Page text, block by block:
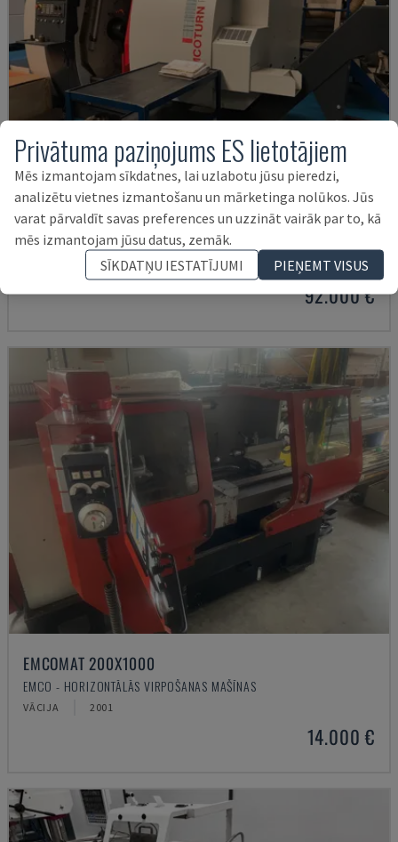
EMCOTURN 65
EMCO - HORIZONTĀLĀS VIRPOŠANAS MAŠĪNAS
2019 3.716 HRS
92.000 €
EMCOMAT 200X1000
EMCO - HORIZONTĀLĀS VIRPOŠANAS MAŠĪNAS
VĀCIJA 2001
14.000 €
Privātuma paziņojums ES lietotājiem
Mēs izmantojam sīkdatnes, lai uzlabotu jūsu pieredzi,
analizētu vietnes izmantošanu un mārketinga nolūkos. Jūs
varat pārvaldīt savas preferences un uzzināt vairāk par to, kā
mēs izmantojam jūsu datus, zemāk.
SĪKDATŅU IESTATĪJUMI
PIEŅEMT VISUS